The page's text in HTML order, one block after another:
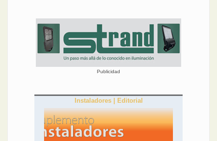
Publicidad
Instaladores | Editorial